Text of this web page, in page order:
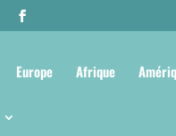
Europe Afrique